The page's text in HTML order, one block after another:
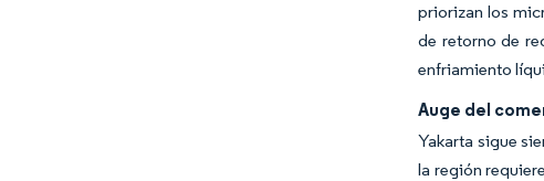
priorizan los
de retorno de
enfriamiento
Auge del
Yakarta sigue
la región